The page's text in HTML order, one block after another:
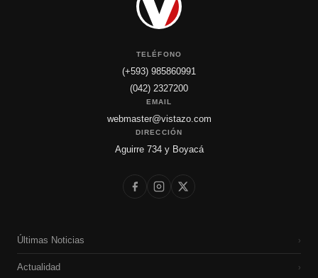
TELÉFONO
(+593) 985860991
(042) 2327200
EMAIL
webmaster@vistazo.com
DIRECCIÓN
Aguirre 734 y Boyacá
Últimas Noticias ›
Actualidad ›